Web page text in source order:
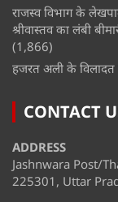
राजस्व विभाग के
श्रीवास्तव का लंबी
(1,866)
हजरत अली के विलादत
CONTACT
ADDRESS
Jashnwara Post/
225301, Uttar